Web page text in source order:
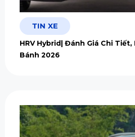
TIN XE
HRV Hybrid| Đánh Giá Chi Tiết,
Bánh 2026